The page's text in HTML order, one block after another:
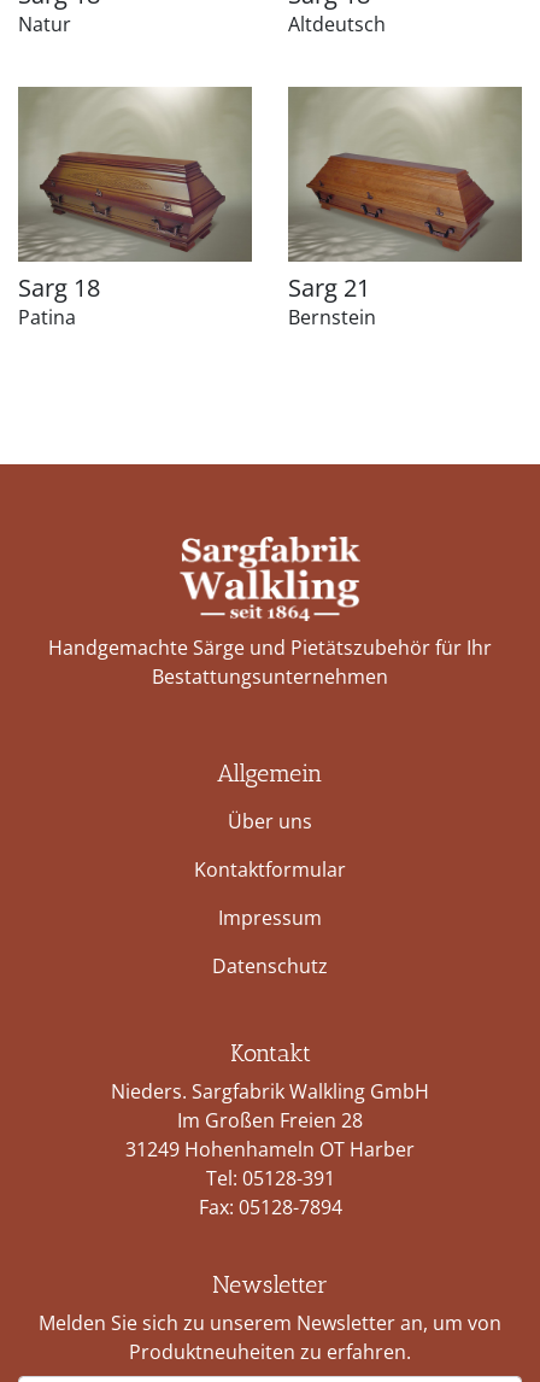
Natur Altdeutsch
Sarg 18
Patina
Sarg 21
Bernstein
Handgemachte Särge und Pietätszubehör für Ihr
Bestattungs­unternehmen
Allgemein
Über uns
Kontaktformular
Impressum
Datenschutz
Kontakt
Nieders. Sargfabrik Walkling GmbH
Im Großen Freien 28
31249 Hohenhameln OT Harber
Tel: 05128-391
Fax: 05128-7894
Newsletter
Melden Sie sich zu unserem Newsletter an, um von
Produktneuheiten zu erfahren.